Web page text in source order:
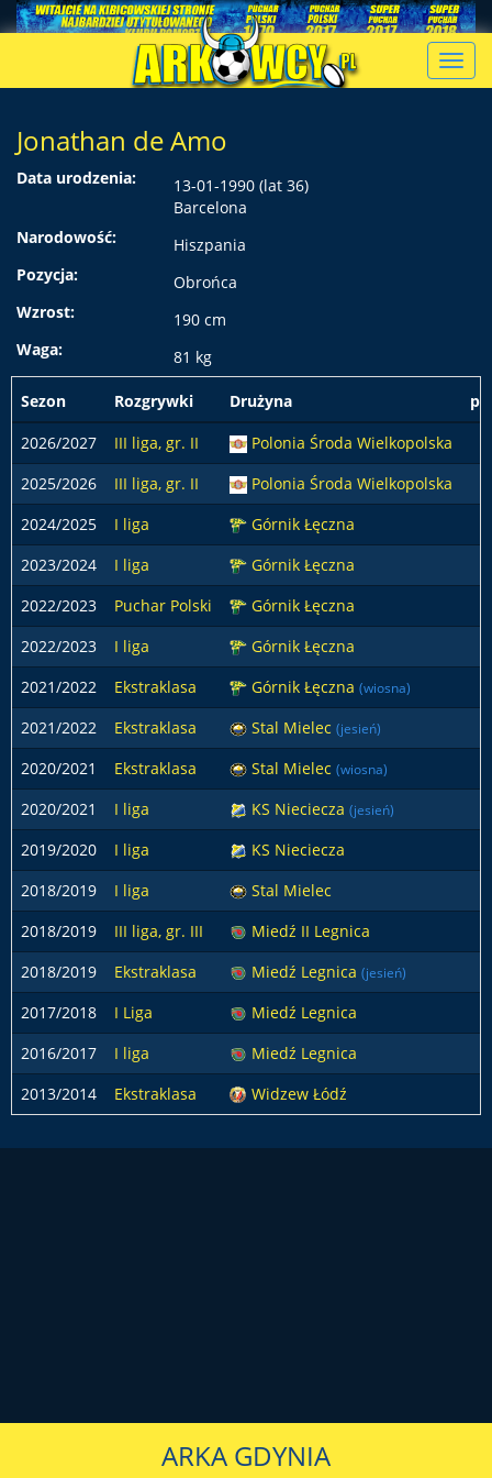
Jonathan de Amo
Data urodzenia:
13-01-1990 (lat 36)
Barcelona
Narodowość:
Hiszpania
Pozycja:
Obrońca
Wzrost:
190 cm
Waga:
81 kg
Sezon Rozgrywki Drużyna
2026/2027
III liga, gr. II Polonia Środa Wielkopolska
2025/2026
III liga, gr. II Polonia Środa Wielkopolska
2024/2025
I liga Górnik Łęczna
2023/2024
I liga Górnik Łęczna
2022/2023
Puchar Polski
Górnik Łęczna
2022/2023
I liga Górnik Łęczna
2021/2022
Ekstraklasa Górnik Łęczna (wiosna)
2021/2022
Ekstraklasa Stal Mielec (jesień)
2020/2021
Ekstraklasa Stal Mielec (wiosna)
2020/2021
I liga KS Nieciecza (jesień)
2019/2020
I liga KS Nieciecza
2018/2019
I liga Stal Mielec
2018/2019
III liga, gr. III Miedź II Legnica
2018/2019
Ekstraklasa Miedź Legnica (jesień)
2017/2018
I Liga Miedź Legnica
2016/2017
I liga Miedź Legnica
2013/2014
Ekstraklasa Widzew Łódź
ARKA GDYNIA